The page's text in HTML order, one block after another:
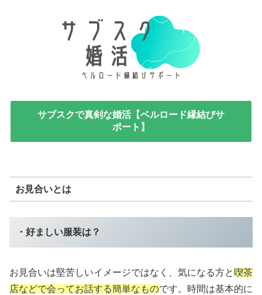
サブスクで真剣な婚活【ベルロード縁結びサ
ポート】
お見合いとは
・好ましい服装は？
お見合いは堅苦しいイメージではなく、気になる方と 喫茶
店などで会ってお話する簡単なものです。時間は基本的に